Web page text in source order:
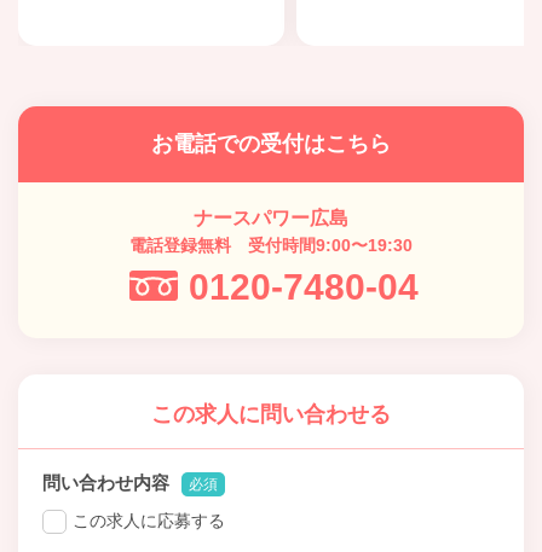
お電話での受付はこちら
ナースパワー広島
電話登録無料 受付時間9:00〜19:30
0120-7480-04
この求人に問い合わせる
問い合わせ内容 必須
この求人に応募する